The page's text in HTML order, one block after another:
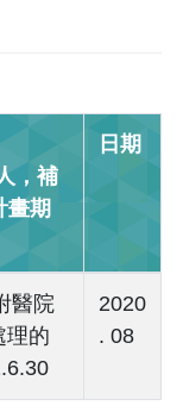
，補
畫期
日期
醫院
理的
2020
. 08